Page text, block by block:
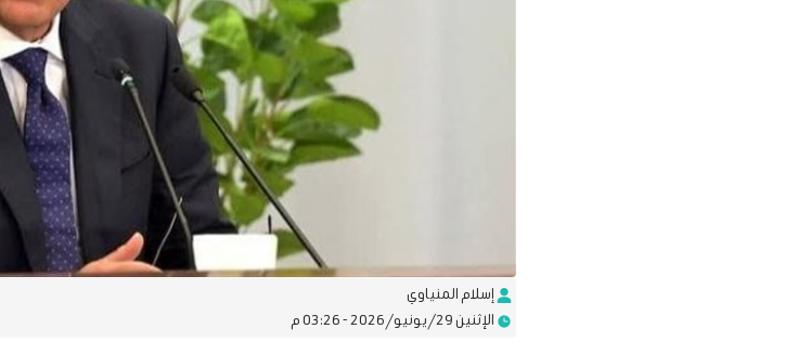
إسلام المنياوي
الإثنين 29/يونيو/2026 - 03:26 م